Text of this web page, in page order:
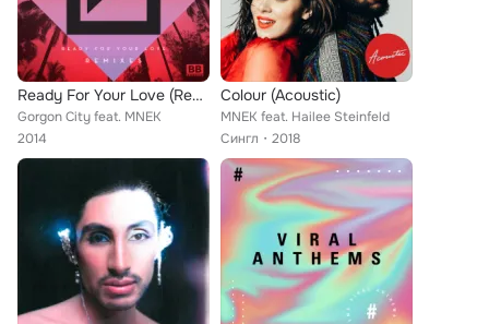
Ready For Your Love (Remixes)
Gorgon City feat. MNEK
2014
Colour (Acoustic)
MNEK feat. Hailee Steinfeld
Сингл
2018